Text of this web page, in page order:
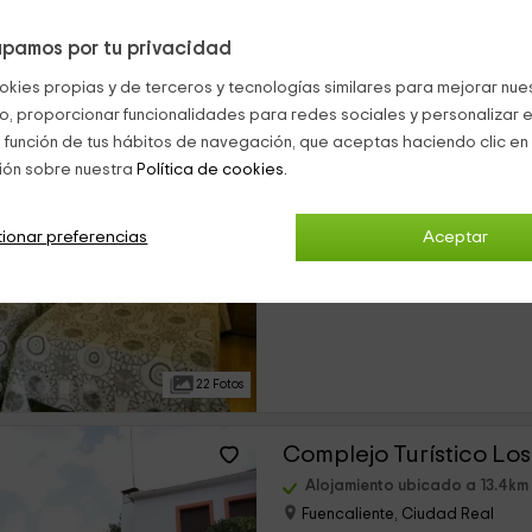
por tu privacidad
propias y de terceros y tecnologías similares para mejorar
proporcionar funcionalidades para redes sociales y personalizar
de tus hábitos de navegación, que aceptas haciendo clic
sobre nuestra Política de cookies.
Aceptar
preferencias
22 Fotos
Hotel Balneario
0 opiniones
Complejo Turístico
Alojamiento ubicado a
Fuencaliente, Ciudad Real